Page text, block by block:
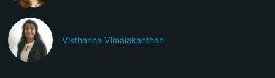
Visthanna Vimalakanthan